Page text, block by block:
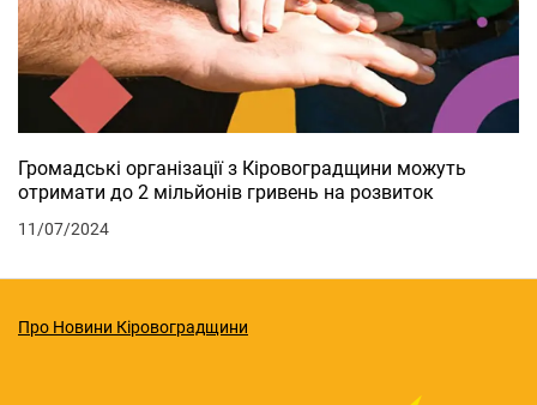
Громадські організації з Кіровоградщини можуть
отримати до 2 мільйонів гривень на розвиток
11/07/2024
Про Новини Кіровоградщини